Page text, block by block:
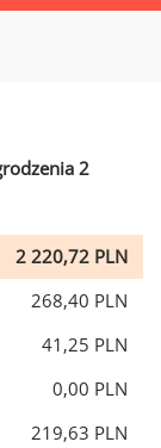
2
2 220,72 PLN
268,40 PLN
41,25 PLN
0,00 PLN
219,63 PLN